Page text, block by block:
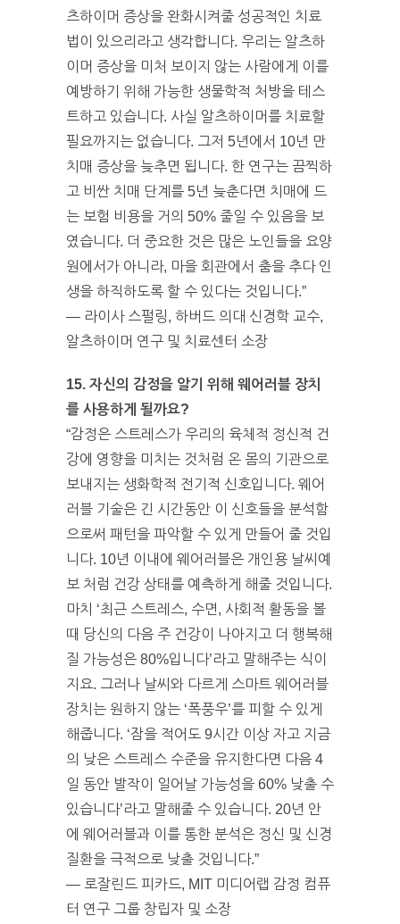
츠하이머 증상을 완화시켜줄 성공적인 치료
법이 있으리라고 생각합니다. 우리는 알츠하
이머 증상을 미처 보이지 않는 사람에게 이를
예방하기 위해 가능한 생물학적 처방을 테스
트하고 있습니다. 사실 알츠하이머를 치료할
필요까지는 없습니다. 그저 5년에서 10년 만
치매 증상을 늦추면 됩니다. 한 연구는 끔찍하
고 비싼 치매 단계를 5년 늦춘다면 치매에 드
는 보험 비용을 거의 50% 줄일 수 있음을 보
였습니다. 더 중요한 것은 많은 노인들을 요양
원에서가 아니라, 마을 회관에서 춤을 추다 인
생을 하직하도록 할 수 있다는 것입니다.”
— 라이사 스펄링, 하버드 의대 신경학 교수,
알츠하이머 연구 및 치료센터 소장
15. 자신의 감정을 알기 위해 웨어러블 장치
를 사용하게 될까요?
“감정은 스트레스가 우리의 육체적 정신적 건
강에 영향을 미치는 것처럼 온 몸의 기관으로
보내지는 생화학적 전기적 신호입니다. 웨어
러블 기술은 긴 시간동안 이 신호들을 분석함
으로써 패턴을 파악할 수 있게 만들어 줄 것입
니다. 10년 이내에 웨어러블은 개인용 날씨예
보 처럼 건강 상태를 예측하게 해줄 것입니다.
마치 ‘최근 스트레스, 수면, 사회적 활동을 볼
때 당신의 다음 주 건강이 나아지고 더 행복해
질 가능성은 80%입니다’라고 말해주는 식이
지요. 그러나 날씨와 다르게 스마트 웨어러블
장치는 원하지 않는 ‘폭풍우’를 피할 수 있게
해줍니다. ‘잠을 적어도 9시간 이상 자고 지금
의 낮은 스트레스 수준을 유지한다면 다음 4
일 동안 발작이 일어날 가능성을 60% 낮출 수
있습니다’라고 말해줄 수 있습니다. 20년 안
에 웨어러블과 이를 통한 분석은 정신 및 신경
질환을 극적으로 낮출 것입니다.”
— 로잘린드 피카드, MIT 미디어랩 감정 컴퓨
터 연구 그룹 창립자 및 소장